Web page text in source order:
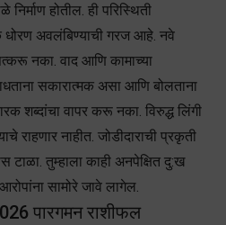
होतील. ही परिस्थिती
धोरण अवलंबिण्याची गरज आहे. नवे
नका. वाद आणि कामाच्या
सकारात्मक असा आणि बोलताना
शब्दांचा वापर करू नका. विरुद्ध लिंगी
राहणार नाहीत. जोडीदाराची प्रकृती
तुम्हाला काही अनपेक्षित दु:ख
सामोरे जावे लागेल.
पारगमन राशीफल